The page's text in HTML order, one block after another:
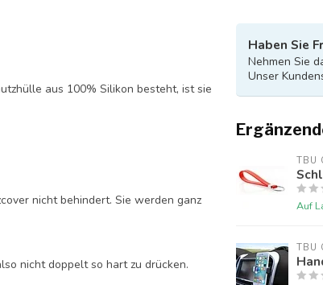
aus 100% Silikon besteht, ist sie
nicht behindert. Sie werden ganz
nicht doppelt so hart zu drücken.
Haben Sie
Nehmen Sie
Unser
TBU
Auf
TBU